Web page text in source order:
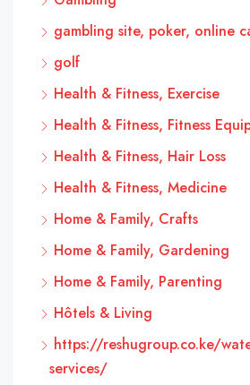
gambling site, poker, online
golf
Health & Fitness, Exercise
Health & Fitness, Fitness
Health & Fitness, Hair Loss
Health & Fitness, Medicine
Home & Family, Crafts
Home & Family, Gardening
Home & Family, Parenting
Hôtels & Living
https://reshugroup.co.ke/
services/